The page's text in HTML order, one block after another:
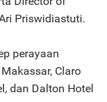
Priswidiastuti.
perayaan
Claro
dan Dalton Hotel